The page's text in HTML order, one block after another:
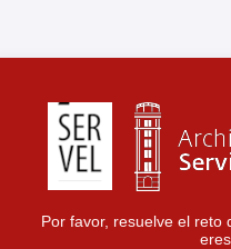
Por favor, resuelve el reto